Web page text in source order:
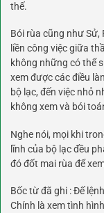
thế.
Bói rùa cũng như Sử,
liền công việc giữa
không những có thể
xem được các điều
bộ lạc, đến việc nhỏ
không xem và bói
Nghe nói, mọi khi
lĩnh của bộ lạc đều
đó đốt mai rùa để
Bốc từ đã ghi : Đế
Chính là xem tình